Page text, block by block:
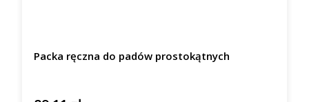
Packa ręczna do padów prostokątnych